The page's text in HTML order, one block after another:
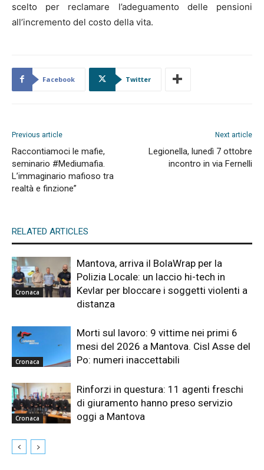
scelto per reclamare l’adeguamento delle pensioni
all’incremento del costo della vita.
Facebook Twitter
Previous article
Raccontiamoci le mafie,
seminario #Mediumafia.
L’immaginario mafioso tra
realtà e finzione”
Next article
Legionella, lunedì 7 ottobre
incontro in via Fernelli
RELATED ARTICLES
Cronaca
Mantova, arriva il BolaWrap per la
Polizia Locale: un laccio hi-tech in
Kevlar per bloccare i soggetti violenti a
distanza
Cronaca
Morti sul lavoro: 9 vittime nei primi 6
mesi del 2026 a Mantova. Cisl Asse del
Po: numeri inaccettabili
Cronaca
Rinforzi in questura: 11 agenti freschi
di giuramento hanno preso servizio
oggi a Mantova